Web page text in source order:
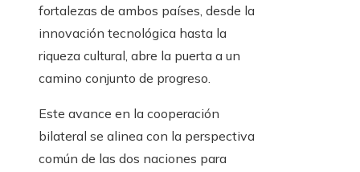
fortalezas de ambos países, desde la
innovación tecnológica hasta la
riqueza cultural, abre la puerta a un
camino conjunto de progreso.
Este avance en la cooperación
bilateral se alinea con la perspectiva
común de las dos naciones para